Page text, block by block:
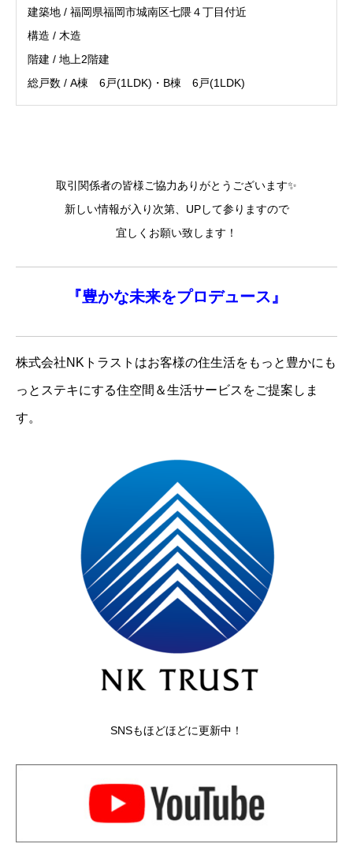
建築地 / 福岡県福岡市城南区七隈４丁目付近
構造 / 木造
階建 / 地上2階建
総戸数 / A棟 6戸(1LDK)・B棟 6戸(1LDK)
取引関係者の皆様ご協力ありがとうございます✨
新しい情報が入り次第、UPして参りますので
宜しくお願い致します！
『豊かな未来をプロデュース』
株式会社NKトラストはお客様の住生活をもっと豊かにも
っとステキにする住空間＆生活サービスをご提案しま
す。
SNSもほどほどに更新中！